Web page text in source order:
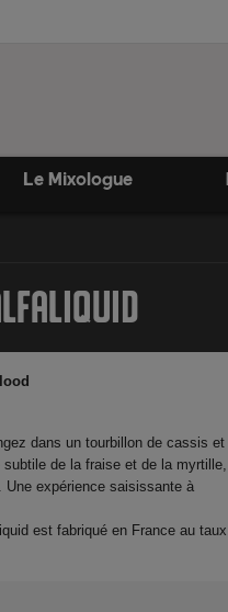
Le Mixologue
dans un tourbillon de cassis et
de la fraise et de la myrtille,
Une expérience saisissante à
est fabriqué en France au taux